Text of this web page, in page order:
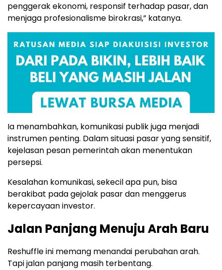
penggerak ekonomi, responsif terhadap pasar, dan
menjaga profesionalisme birokrasi,” katanya.
Ia menambahkan, komunikasi publik juga menjadi
instrumen penting. Dalam situasi pasar yang sensitif,
kejelasan pesan pemerintah akan menentukan
persepsi.
Kesalahan komunikasi, sekecil apa pun, bisa
berakibat pada gejolak pasar dan menggerus
kepercayaan investor.
Jalan Panjang Menuju Arah Baru
Reshuffle ini memang menandai perubahan arah.
Tapi jalan panjang masih terbentang.